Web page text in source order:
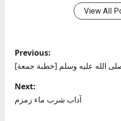
View All
P
o
s
t
Previous:
النبي صلى الله عليه وسلم
Next:
آداب شرب ماء زمزم